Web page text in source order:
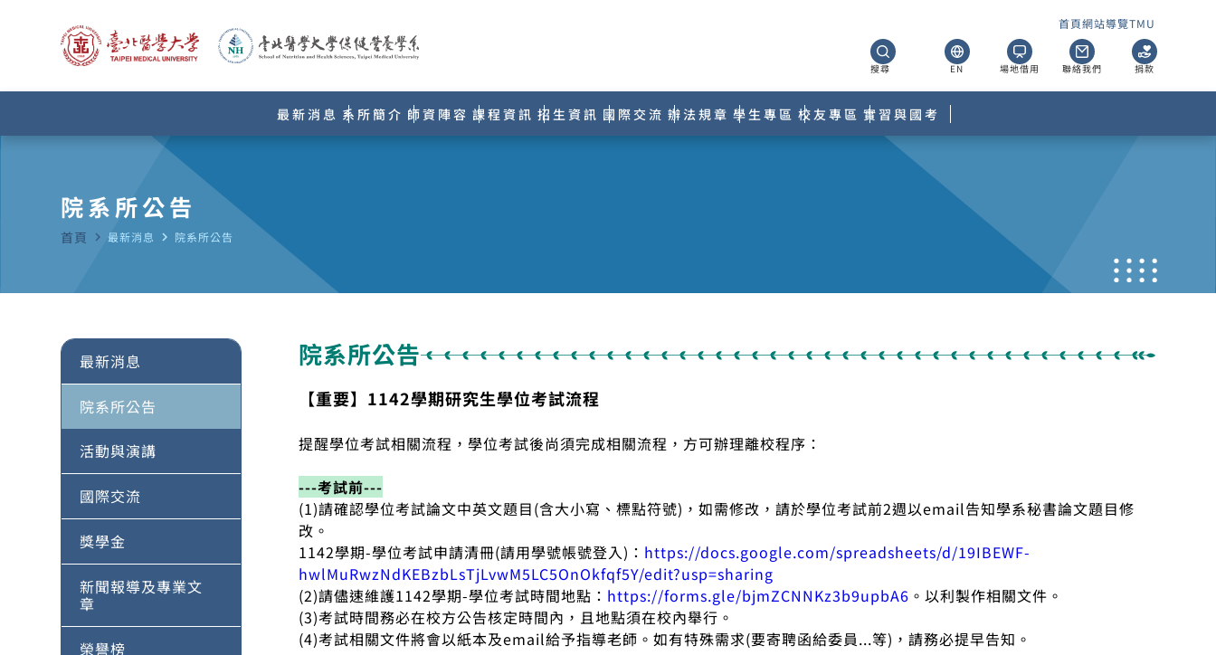
首頁網站導覽TMU
搜尋 EN 場地借用 聯絡我們 捐款
最新消息 系所簡介 師資陣容 課程資訊 招生資訊 國際交流 辦法規章 學生專區 校友專區 實習與國考
院系所公告
首頁 navigate_next 最新消息 navigate_next 院系所公告
最新消息
院系所公告
活動與演講
國際交流
獎學金
新聞報導及專業文
章
榮譽榜
院系所公告
【重要】1142學期研究生學位考試流程
提醒學位考試相關流程，學位考試後尚須完成相關流程，方可辦理離校程序：
---考試前---
(1)請確認學位考試論文中英文題目(含大小寫、標點符號)，如需修改，請於學位考試前2週以email告知學系秘書論文題目修
改。
1142學期-學位考試申請清冊(請用學號帳號登入)： https://docs.google.com/spreadsheets/d/19IBEWF-
hwlMuRwzNdKEBzbLsTjLvwM5LC5OnOkfqf5Y/edit?usp=sharing
(2)請儘速維護1142學期-學位考試時間地點： https://forms.gle/bjmZCNNKz3b9upbA6 。以利製作相關文件。
(3)考試時間務必在校方公告核定時間內，且地點須在校內舉行。
(4)考試相關文件將會以紙本及email給予指導老師。如有特殊需求(要寄聘函給委員...等)，請務必提早告知。